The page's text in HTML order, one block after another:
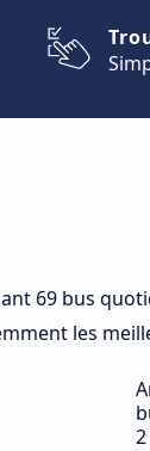
69 bus
les
2